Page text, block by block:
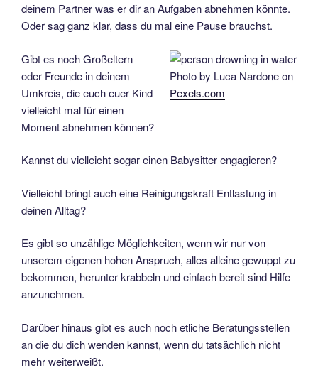
deinem Partner was er dir an Aufgaben abnehmen könnte.
Oder sag ganz klar, dass du mal eine Pause brauchst.
Photo by Luca Nardone on
Pexels.com
Gibt es noch Großeltern
oder Freunde in deinem
Umkreis, die euch euer Kind
vielleicht mal für einen
Moment abnehmen können?
Kannst du vielleicht sogar einen Babysitter engagieren?
Vielleicht bringt auch eine Reinigungskraft Entlastung in
deinen Alltag?
Es gibt so unzählige Möglichkeiten, wenn wir nur von
unserem eigenen hohen Anspruch, alles alleine gewuppt zu
bekommen, herunter krabbeln und einfach bereit sind Hilfe
anzunehmen.
Darüber hinaus gibt es auch noch etliche Beratungsstellen
an die du dich wenden kannst, wenn du tatsächlich nicht
mehr weiterweißt.